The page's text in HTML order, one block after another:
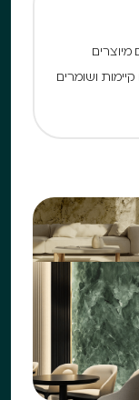
ושומרים